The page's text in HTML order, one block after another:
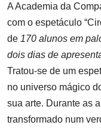
A Academia da
com o espetáculo
de 170 alunos em
dois dias de
Tratou-se de um
no universo mágico
sua arte. Durante as
transformado num